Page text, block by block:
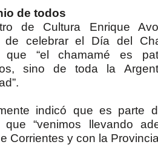
de todos
de Cultura Enrique
de celebrar el Día del
que “el chamamé es
sino de toda la
indicó que es parte
que “venimos llevando
Corrientes y con la